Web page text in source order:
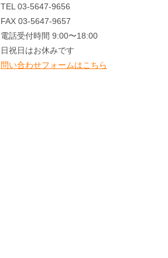
TEL 03-5647-9656
FAX 03-5647-9657
電話受付時間 9:00〜18:00
日祝日はお休みです
問い合わせフォームはこちら